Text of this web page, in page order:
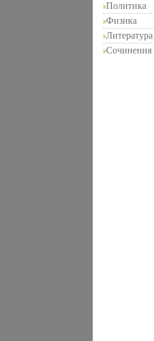
Политика
Физика
Литература
Сочинения